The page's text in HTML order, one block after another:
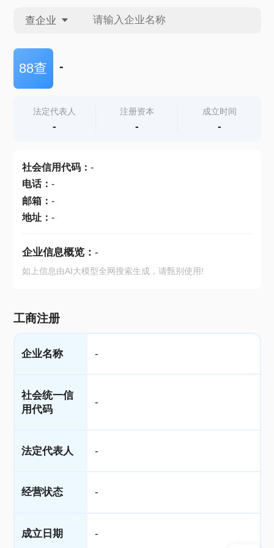
查企业
查企业
查产地
88查 -
法定代表人
-
注册资本
-
成立时间
-
社会信用代码： -
电话： -
邮箱： -
地址： -
企业信息概览： -
如上信息由AI大模型全网搜索生成，请甄别使用!
工商注册
企业名称 -
社会统一信
用代码
-
法定代表人 -
经营状态 -
成立日期 -